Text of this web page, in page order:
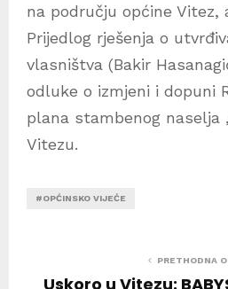
na području općine Vitez,
Prijedlog rješenja o
vlasništva (Bakir
odluke o izmjeni i dopuni
plana stambenog naselja
Vitezu.
#OPĆINSKO VIJEĆE
PRETHODNA
Uskoro u Vitezu: